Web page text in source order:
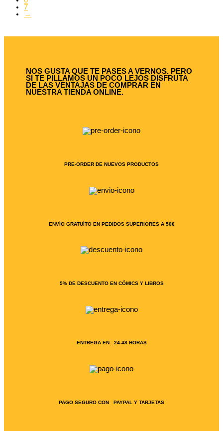
7
→
NOS GUSTA QUE TE PASES A VERNOS. PERO
SI TE PILLAMOS UN POCO LEJOS DISFRUTA
DE LAS VENTAJAS DE COMPRAR EN
NUESTRA TIENDA ONLINE.
PRE-ORDER DE NUEVOS PRODUCTOS
ENVÍO GRATUÍTO EN PEDIDOS SUPERIORES A 50€
5% DE DESCUENTO EN CÓMICS Y LIBROS
ENTREGA EN 24-48 HORAS
PAGO SEGURO CON PAYPAL Y TARJETAS